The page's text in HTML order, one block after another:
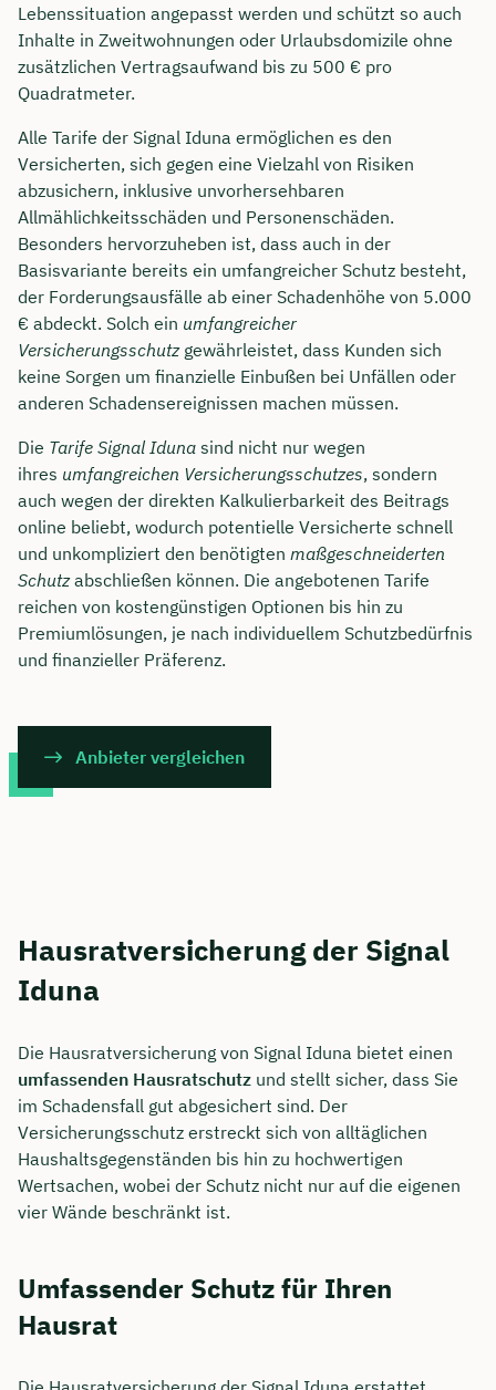
Lebenssituation angepasst werden und schützt so auch
Inhalte in Zweitwohnungen oder Urlaubsdomizile ohne
zusätzlichen Vertragsaufwand bis zu 500 € pro
Quadratmeter.
Alle Tarife der Signal Iduna ermöglichen es den
Versicherten, sich gegen eine Vielzahl von Risiken
abzusichern, inklusive unvorhersehbaren
Allmählichkeitsschäden und Personenschäden.
Besonders hervorzuheben ist, dass auch in der
Basisvariante bereits ein umfangreicher Schutz besteht,
der Forderungsausfälle ab einer Schadenhöhe von 5.000
€ abdeckt. Solch ein umfangreicher
Versicherungsschutzgewährleistet, dass Kunden sich
keine Sorgen um finanzielle Einbußen bei Unfällen oder
anderen Schadensereignissen machen müssen.
Die Tarife Signal Iduna sind nicht nur wegen
ihres umfangreichen Versicherungsschutzes, sondern
auch wegen der direkten Kalkulierbarkeit des Beitrags
online beliebt, wodurch potentielle Versicherte schnell
und unkompliziert den benötigten maßgeschneiderten
Schutzabschließen können. Die angebotenen Tarife
reichen von kostengünstigen Optionen bis hin zu
Premiumlösungen, je nach individuellem Schutzbedürfnis
und finanzieller Präferenz.
Anbieter vergleichen
Hausratversicherung der Signal
Iduna
Die Hausratversicherung von Signal Iduna bietet einen
umfassenden Hausratschutz und stellt sicher, dass Sie
im Schadensfall gut abgesichert sind. Der
Versicherungsschutz erstreckt sich von alltäglichen
Haushaltsgegenständen bis hin zu hochwertigen
Wertsachen, wobei der Schutz nicht nur auf die eigenen
vier Wände beschränkt ist.
Umfassender Schutz für Ihren
Hausrat